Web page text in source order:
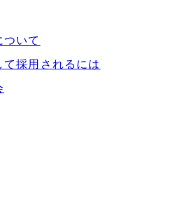
ついて
て採用されるには